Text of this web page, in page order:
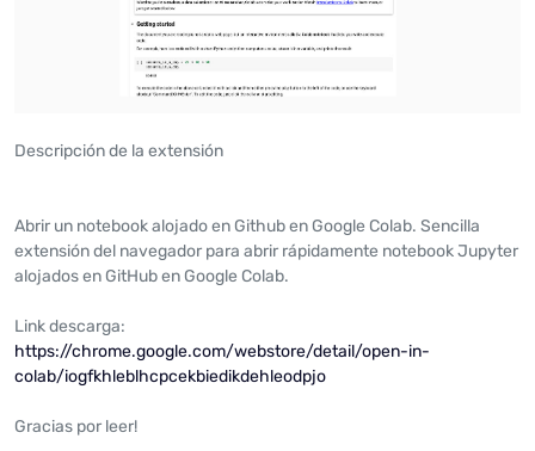
Descripción de la extensión
Abrir un notebook alojado en Github en Google Colab. Sencilla
extensión del navegador para abrir rápidamente notebook Jupyter
alojados en GitHub en Google Colab.
Link descarga:
https://chrome.google.com/webstore/detail/open-in-
colab/iogfkhleblhcpcekbiedikdehleodpjo
Gracias por leer!